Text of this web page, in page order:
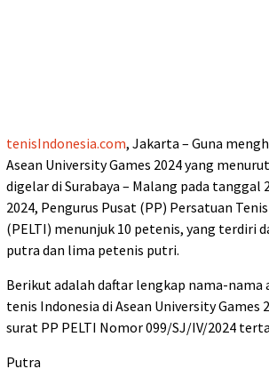
tenisIndonesia.com, Jakarta – Guna
Asean University Games 2024 yang
digelar di Surabaya – Malang pada tanggal
2024, Pengurus Pusat (PP) Persatuan
(PELTI) menunjuk 10 petenis, yang terdiri
putra dan lima petenis putri.
Berikut adalah daftar lengkap nama-
tenis Indonesia di Asean University Games
surat PP PELTI Nomor 099/SJ/IV/2024
Putra